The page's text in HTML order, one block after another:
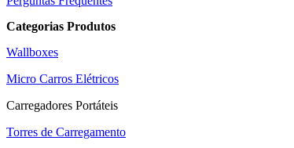
Categorias Produtos
Wallboxes
Micro Carros Elétricos
Carregadores Portáteis
Torres de Carregamento